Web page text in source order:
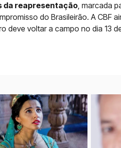
da reapresentação, marcada
do Brasileirão. A CBF
deve voltar a campo no dia 13